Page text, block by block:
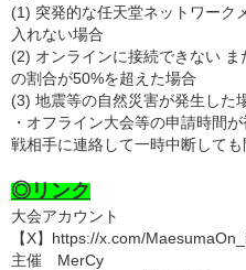
(1) 突発的な任天堂ネットワーク
入れない場合
(2) オンラインに接続できない
の割合が50%を超えた場合
(3) 地震等の自然災害が発生した
・オフライン大会等の申請時間
戦相手に連絡して一時中断して
◎リンク
大会アカウント
【X】https://x.com/
主催 MerCy